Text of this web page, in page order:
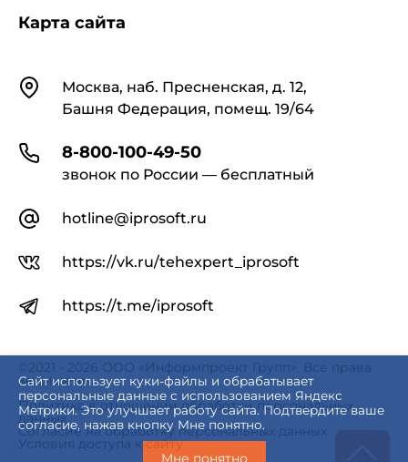
Сайт использует куки-файлы и обрабатывает
персональные данные с использованием Яндекс
Метрики. Это улучшает работу сайта. Подтвердите ваше
согласие, нажав кнопку Мне понятно.
Мне понятно
КонтактыМосква, наб. Пресненская, д. 12,
Башня Федерация, помещ. 19/64
8-800-100-49-50
звонок по России — бесплатный
hotline@iprosoft.ru
https://vk.ru/tehexpert_iprosoft
https://t.me/iprosoft
Карта сайта
©2021 - 2026 ООО «Информпроект Групп». Все права
защищены.
Политика в отношении обработки персональных
данных
Согласие на обработку персональных данных
Условия доступа к сайту